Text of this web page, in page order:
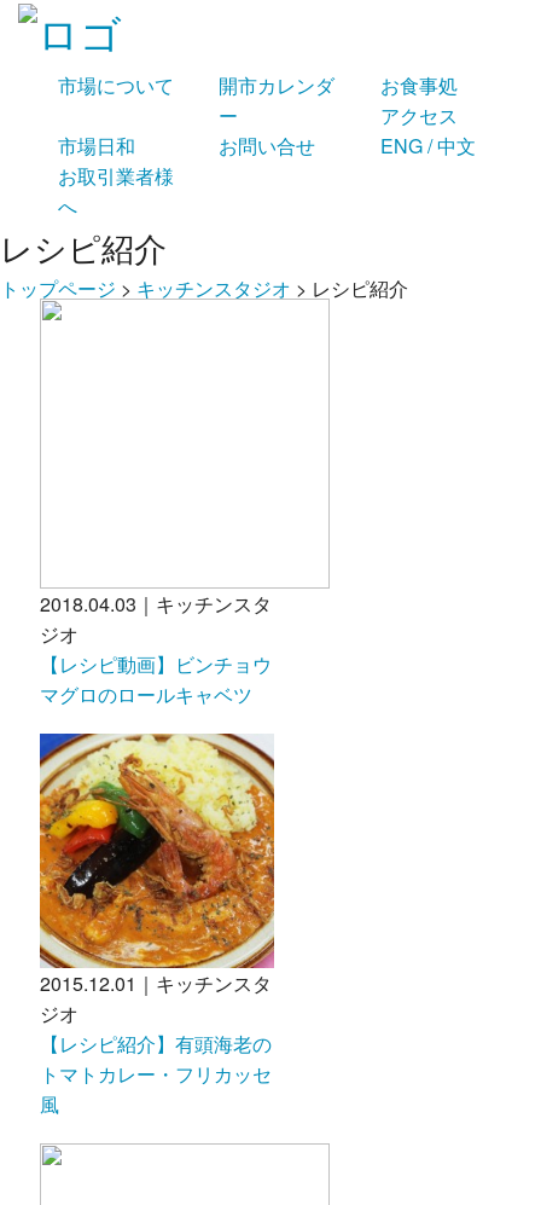
市場について
開市カレンダ
ー
お食事処
アクセス
市場日和
お問い合せ
ENG / 中文
お取引業者様
へ
レシピ紹介
トップページ > キッチンスタジオ > レシピ紹介
2018.04.03｜キッチンスタ
ジオ
【レシピ動画】ビンチョウ
マグロのロールキャベツ
2015.12.01｜キッチンスタ
ジオ
【レシピ紹介】有頭海老の
トマトカレー・フリカッセ
風